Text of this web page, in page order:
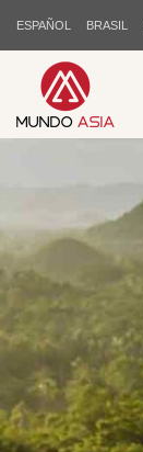
ESPAÑOL BRASIL